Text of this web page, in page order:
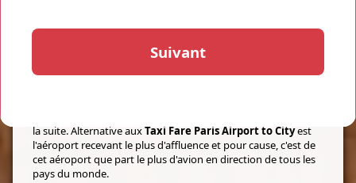
vous accueil toute l'année afin de vous faire profiter d'un
transport de très haute qualité. Embarquez sans attendre à
bord de nos véhicules luxueux et profitez de l'expérience de
nos chauffeurs, leur discrétion et leur efficacité. Découvrez
la suite. Alternative auxTaxi Fare Paris Airport to Cityest
l'aéroport recevant le plus d'affluence et pour cause, c'est de
cet aéroport que part le plus d'avion en direction de tous les
pays du monde.